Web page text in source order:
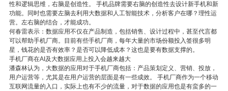
性和逻辑思维，右脑是创造性。 手机品牌需要右脑的创造性去设计新手机和新
功能。同时也需要左脑去利用大数据和人工智能技术，分析客户在哪？理性运
营。左右脑的结合，才能成功。
何春雷表示：数据应用不仅在产品制造，包括销售、设计过程中，甚至代言都
可以帮助手机厂商。目前有些手机厂商，每年大量的市场份额投入签很多明
星，钱花的是否有效率？是否可以降低成本？这也是要有数据支撑的。
手机厂商在AI及大数据应用上投入会越来越大
潘森林认为，大数据的应用对于手机厂商包括：产品策划定义、营销、投放，
用户运营等，尤其是在用户运营的层面是有一些成效。 手机厂商作为一个移动
互联网流量的入口，实际上也有不少的流量，对于数据的应用也是有蛮多的一